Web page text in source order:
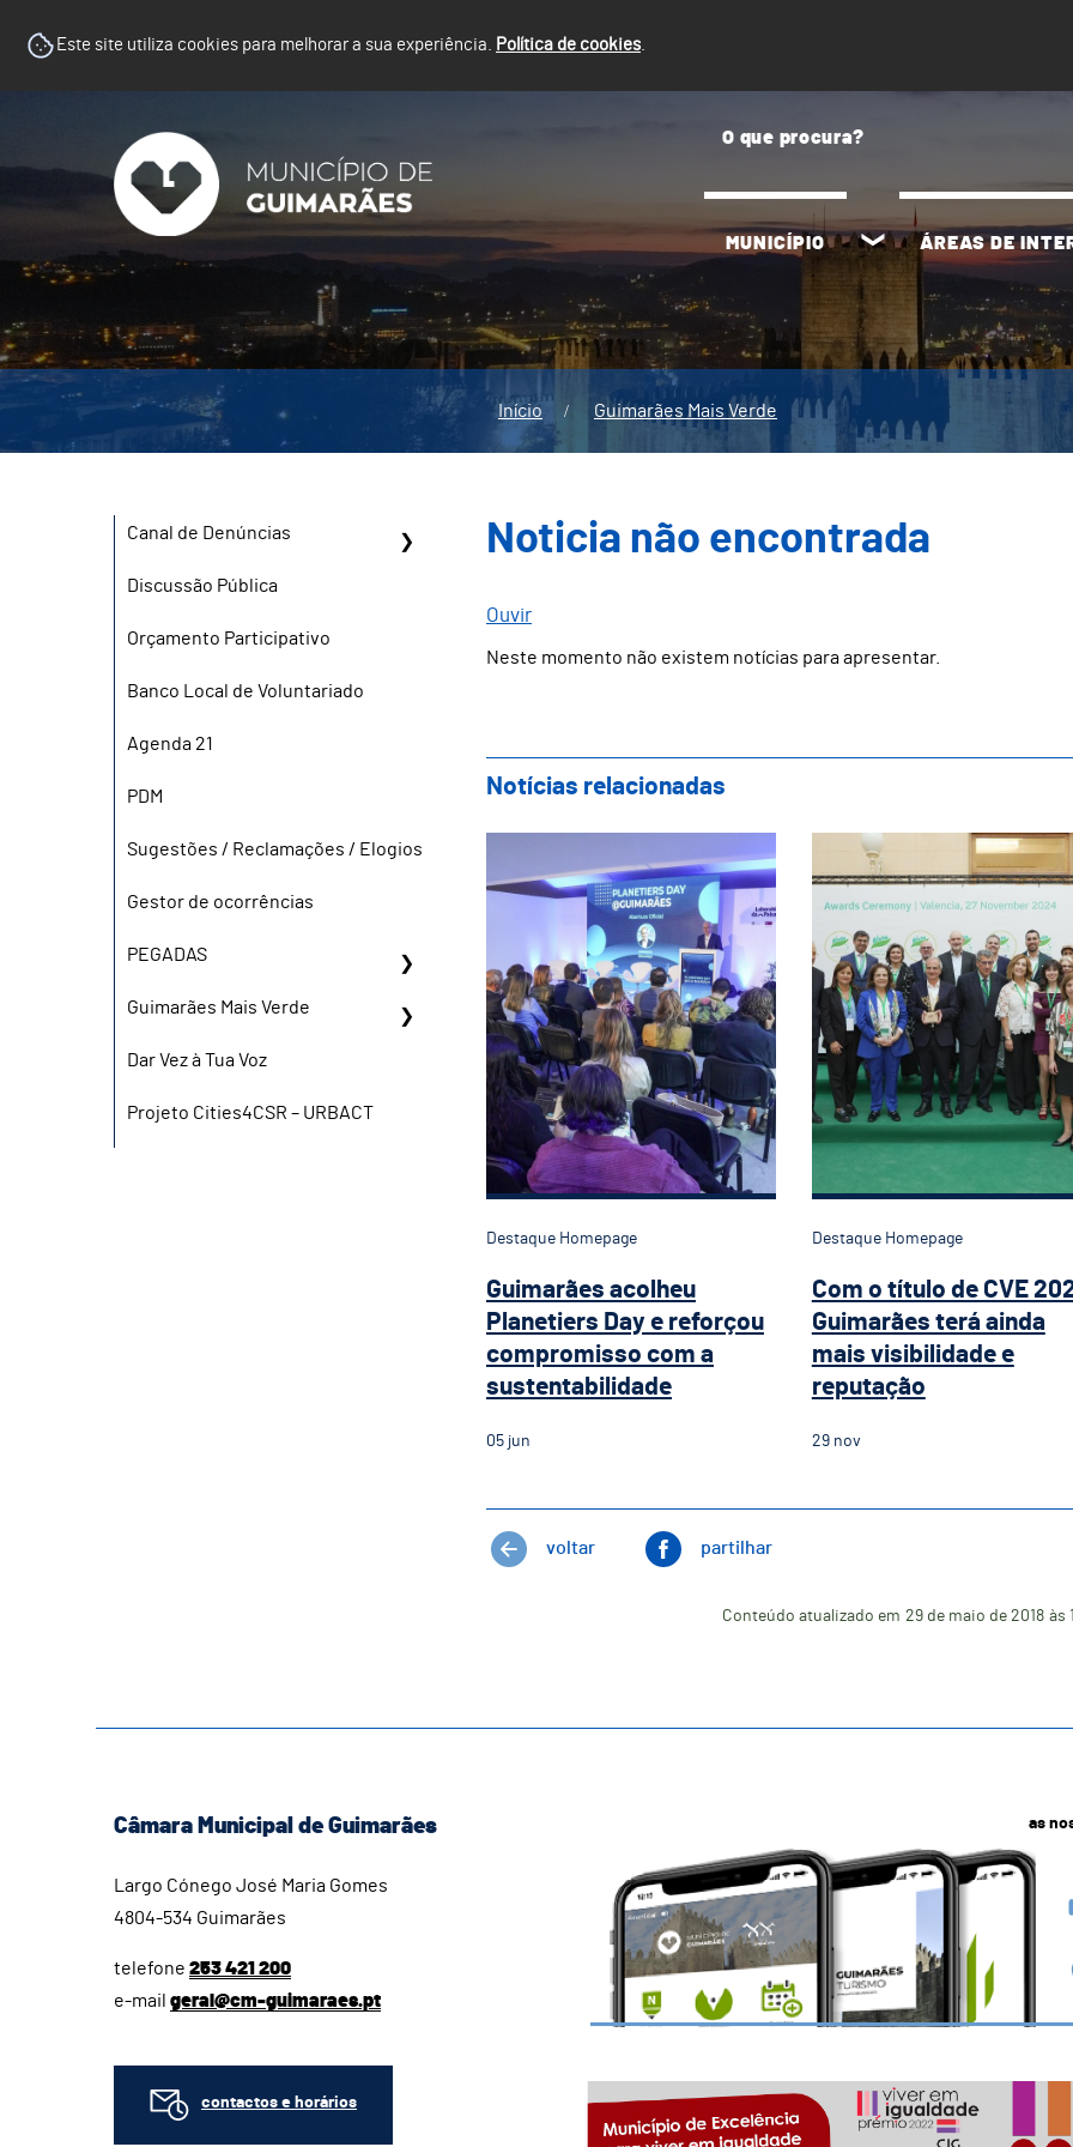
Este site utiliza cookies para melhorar a sua experiência. Política de cookies.
MUNICÍPIO ÁREAS DE
Início Guimarães Mais Verde
Canal de Denúncias
Discussão Pública
Orçamento Participativo
Banco Local de Voluntariado
Agenda 21
PDM
Sugestões / Reclamações / Elogios
Gestor de ocorrências
PEGADAS
Guimarães Mais Verde
Dar Vez à Tua Voz
Projeto Cities4CSR – URBACT
Noticia não encontrada
Ouvir
Neste momento não existem notícias para apresentar.
Notícias relacionadas
Guimarães acolheu Planetiers Day e
Destaque Homepage
Guimarães acolheu
Planetiers Day e reforçou
compromisso com a
sustentabilidade
05 jun
Com o título de
Destaque Homepage
Com o título de CVE
Guimarães terá ainda
mais visibilidade e
reputação
29 nov
voltar partilhar
Conteúdo atualizado em 29 de maio de 2018 às
Câmara Municipal de Guimarães
Largo Cónego José Maria Gomes
4804-534 Guimarães
telefone 253 421 200
e-mail geral@cm-guimaraes.pt
contactos e horários
as